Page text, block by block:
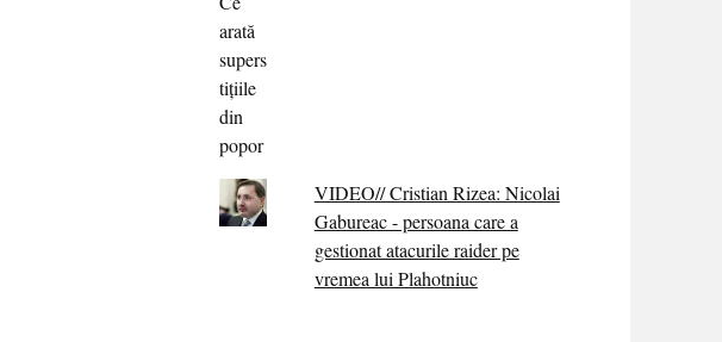
VIDEO// Cristian Rizea: Nicolai
Gabureac - persoana care a
gestionat atacurile raider pe
vremea lui Plahotniuc